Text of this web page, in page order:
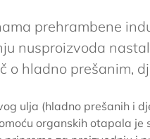
prehrambene
nusproizvoda
o hladno prešanim,
ulja (hladno prešanih i
organskih otapala je